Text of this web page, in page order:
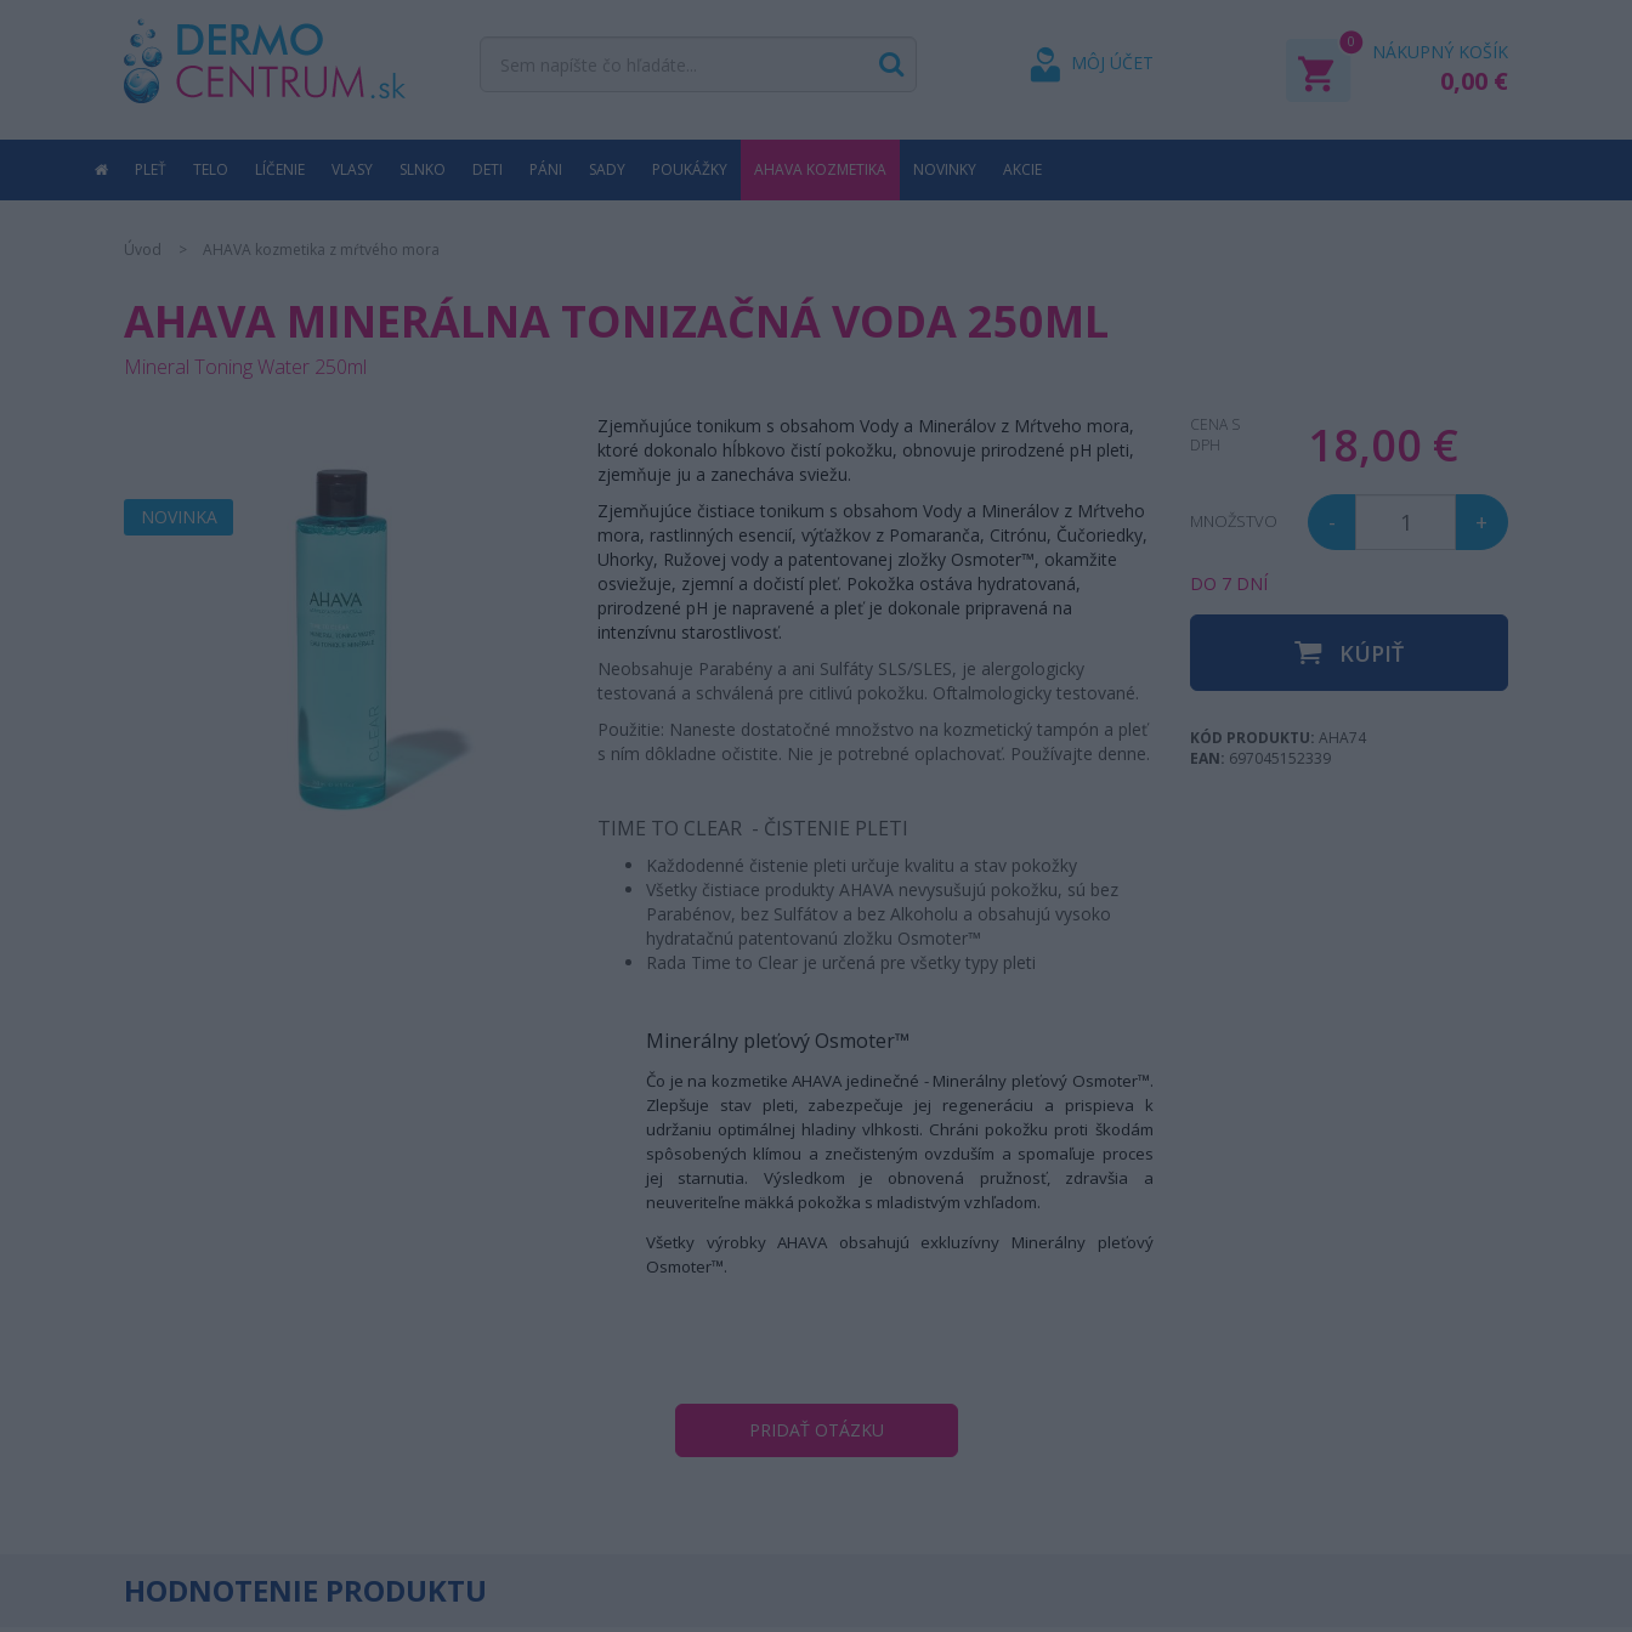
MÔJ ÚČET NÁKUPNÝ KOŠÍK
0,00 €
0
PLEŤ TELO LÍČENIE VLASY SLNKO DETI PÁNI SADY POUKÁŽKY AHAVA KOZMETIKA NOVINKY AKCIE
Úvod AHAVA kozmetika z mŕtvého mora
AHAVA MINERÁLNA TONIZAČNÁ VODA 250ML
Mineral Toning Water 250ml
NOVINKA
Zjemňujúce tonikum s obsahom Vody a Minerálov z Mŕtveho mora,
ktoré dokonalo hĺbkovo čistí pokožku, obnovuje prirodzené pH pleti,
zjemňuje ju a zanecháva sviežu.
Zjemňujúce čistiace tonikum s obsahom Vody a Minerálov z Mŕtveho
mora, rastlinných esencií, výťažkov z Pomaranča, Citrónu, Čučoriedky,
Uhorky, Ružovej vody a patentovanej zložky Osmoter™, okamžite
osviežuje, zjemní a dočistí pleť. Pokožka ostáva hydratovaná,
prirodzené pH je napravené a pleť je dokonale pripravená na
intenzívnu starostlivosť.
Neobsahuje Parabény a ani Sulfáty SLS/SLES, je alergologicky
testovaná a schválená pre citlivú pokožku. Oftalmologicky testované.
Použitie: Naneste dostatočné množstvo na kozmetický tampón a pleť
s ním dôkladne očistite. Nie je potrebné oplachovať. Používajte denne.
TIME TO CLEAR - ČISTENIE PLETI
Každodenné čistenie pleti určuje kvalitu a stav pokožky
Všetky čistiace produkty AHAVA nevysušujú pokožku, sú bez
Parabénov, bez Sulfátov a bez Alkoholu a obsahujú vysoko
hydratačnú patentovanú zložku Osmoter™
Rada Time to Clear je určená pre všetky typy pleti
Minerálny pleťový Osmoter™
Čo je na kozmetike AHAVA jedinečné - Minerálny pleťový Osmoter™.
Zlepšuje stav pleti, zabezpečuje jej regeneráciu a prispieva k
udržaniu optimálnej hladiny vlhkosti. Chráni pokožku proti škodám
spôsobených klímou a znečisteným ovzduším a spomaľuje proces
jej starnutia. Výsledkom je obnovená pružnosť, zdravšia a
neuveriteľne mäkká pokožka s mladistvým vzhľadom.
Všetky výrobky AHAVA obsahujú exkluzívny Minerálny pleťový
Osmoter™.
CENA S
DPH
18,00 €
MNOŽSTVO - +
DO 7 DNÍ
KÚPIŤ
KÓD PRODUKTU: AHA74
EAN: 697045152339
PRIDAŤ OTÁZKU
HODNOTENIE PRODUKTU